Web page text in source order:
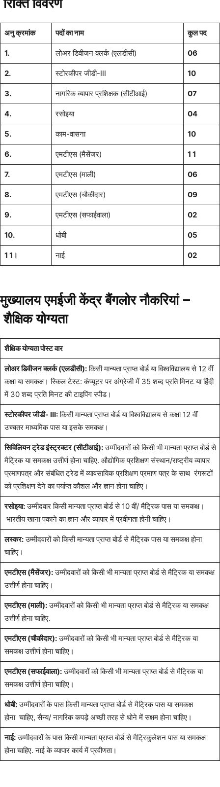
रिक्तिविवरण
अनु क्रमांक पदों का नाम कुल पद
1. लोअर डिवीजन क्लर्क (एलडीसी) 06
2. स्टोरकीपर जीडी-III 10
3. नागरिक व्यापार प्रशिक्षक (सीटीआई) 07
4. रसोइया 04
5. काम-वासना 10
6. एमटीएस (मैसेंजर) 1 1
7. एमटीएस (माली) 06
8. एमटीएस (चौकीदार) 09
9. एमटीएस (सफाईवाला) 02
10. धोबी 05
1 1। नाई 02
मुख्यालय एमईजी केंद्र बैंगलोर नौकरियां –
शैक्षिक योग्यता
शैक्षिक योग्यता पोस्ट वार
लोअर डिवीजन क्लर्क (एलडीसी):किसी मान्यता प्राप्त बोर्ड या विश्वविद्यालय से 12 वीं
कक्षा या समकक्ष। स्किल टेस्ट: कंप्यूटर पर अंग्रेजी में 35 शब्द प्रति मिनट या हिंदी
में 30 शब्द प्रति मिनट की टाइपिंग स्पीड।
स्टोरकीपर जीडी- III:किसी मान्यता प्राप्त बोर्ड या विश्वविद्यालय से कक्षा 12 वीं
उच्चतर माध्यमिक पास या इसके समकक्ष।
सिविलियन ट्रेड इंस्ट्रक्टर (सीटीआई):उम्मीदवारों को किसी भी मान्यता प्राप्त बोर्ड से
मैट्रिक या समकक्ष उत्तीर्ण होना चाहिए. औद्योगिक प्रशिक्षण संस्थान/राष्ट्रीय व्यापार
प्रमाणपत्र और संबंधित ट्रेड में व्यावसायिक प्रशिक्षण प्रमाण पत्र के साथ रंगरूटों
को प्रशिक्षण देने का पर्याप्त कौशल और ज्ञान होना चाहिए।
रसोइया:उम्मीदवार किसी मान्यता प्राप्त बोर्ड से 10 वीं/ मैट्रिक पास या समकक्ष।
भारतीय खाना पकाने का ज्ञान और व्यापार में प्रवीणता होनी चाहिए।
लस्कर:उम्मीदवारों को किसी मान्यता प्राप्त बोर्ड से मैट्रिक पास या समकक्ष होना
चाहिए।
एमटीएस (मैसेंजर):उम्मीदवारों को किसी भी मान्यता प्राप्त बोर्ड से मैट्रिक या समकक्ष
उत्तीर्ण होना चाहिए।
एमटीएस (माली):उम्मीदवारों को किसी भी मान्यता प्राप्त बोर्ड से मैट्रिक या समकक्ष
उत्तीर्ण होना चाहिए.
एमटीएस (चौकीदार):उम्मीदवारों को किसी भी मान्यता प्राप्त बोर्ड से मैट्रिक या
समकक्ष उत्तीर्ण होना चाहिए।
एमटीएस (सफाईवाला):उम्मीदवारों को किसी भी मान्यता प्राप्त बोर्ड से मैट्रिक या
समकक्ष उत्तीर्ण होना चाहिए।
धोबी:उम्मीदवारों के पास किसी मान्यता प्राप्त बोर्ड से मैट्रिक पास या समकक्ष
होना चाहिए, सैन्य/ नागरिक कपड़े अच्छी तरह से धोने में सक्षम होना चाहिए।
नाई:उम्मीदवारों के पास किसी मान्यता प्राप्त बोर्ड से मैट्रिकुलेशन पास या समकक्ष
होना चाहिए. नाई के व्यापार कार्य में प्रवीणता।